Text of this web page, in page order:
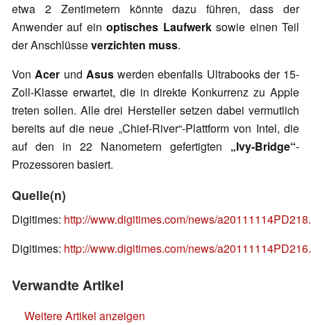
etwa 2 Zentimetern könnte dazu führen, dass der
Anwender auf einoptisches Laufwerksowie einen Teil
der Anschlüsseverzichten muss.
VonAcer und Asus werden ebenfalls Ultrabooks der 15-
Zoll-Klasse erwartet, die in direkte Konkurrenz zu Apple
treten sollen. Alle drei Hersteller setzen dabei vermutlich
bereits auf die neue „Chief-River“-Plattform von Intel, die
auf den in 22 Nanometern gefertigten „Ivy-Bridge“-
Prozessoren basiert.
Quelle(n)
Digitimes: http://www.digitimes.com/news/
Digitimes: http://www.digitimes.com/news/
Verwandte Artikel
Weitere Artikel anzeigen